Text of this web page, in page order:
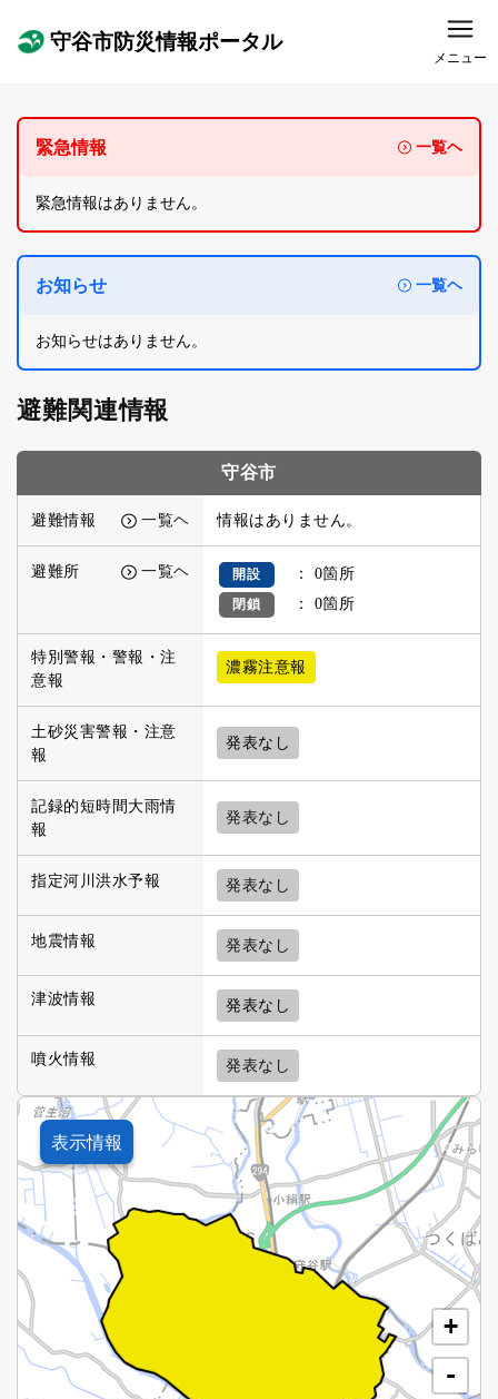
守谷市防災情報ポータル
メニュー
緊急情報 一覧ヘ
緊急情報はありません。
お知らせ 一覧ヘ
お知らせはありません。
避難関連情報
守谷市
避難情報 一覧ヘ 情報はありません。
避難所 一覧ヘ 開設 ： 0箇所
閉鎖 ： 0箇所
特別警報・警報・注
意報
濃霧注意報
土砂災害警報・注意
報
発表なし
記録的短時間大雨情
報
発表なし
指定河川洪水予報 発表なし
地震情報 発表なし
津波情報 発表なし
噴火情報 発表なし
表示情報
+
-